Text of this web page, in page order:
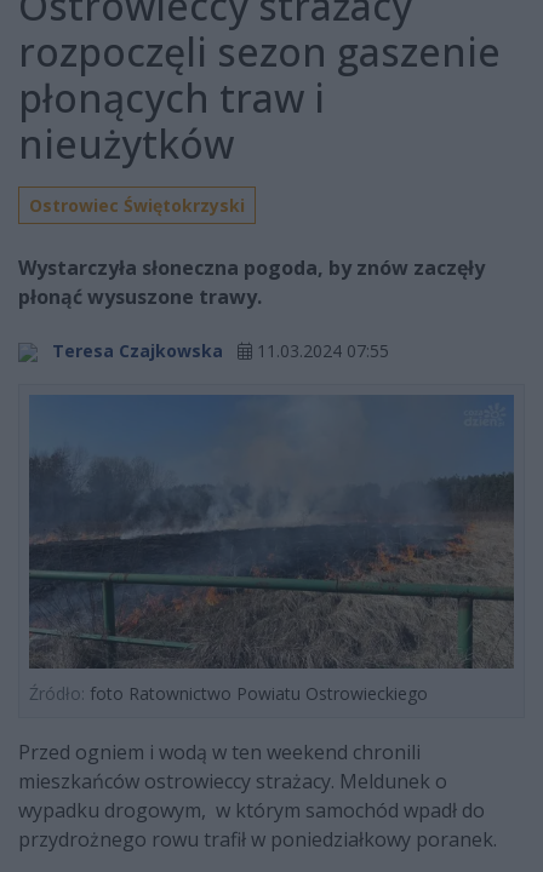
rozpoczęli sezon gaszenie
płonących traw i
nieużytków
Ostrowiec Świętokrzyski
Wystarczyła słoneczna pogoda, by znów zaczęły
płonąć wysuszone trawy.
Teresa Czajkowska 11.03.2024 07:55
Źródło: foto Ratownictwo Powiatu Ostrowieckiego
Przed ogniem i wodą w ten weekend chronili
mieszkańców ostrowieccy strażacy. Meldunek o
wypadku drogowym, w którym samochód wpadł do
przydrożnego rowu trafił w poniedziałkowy poranek.